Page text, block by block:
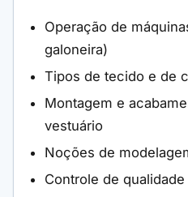
Operação de
galoneira)
Tipos de tecido e de
Montagem e
vestuário
Noções de
Controle de